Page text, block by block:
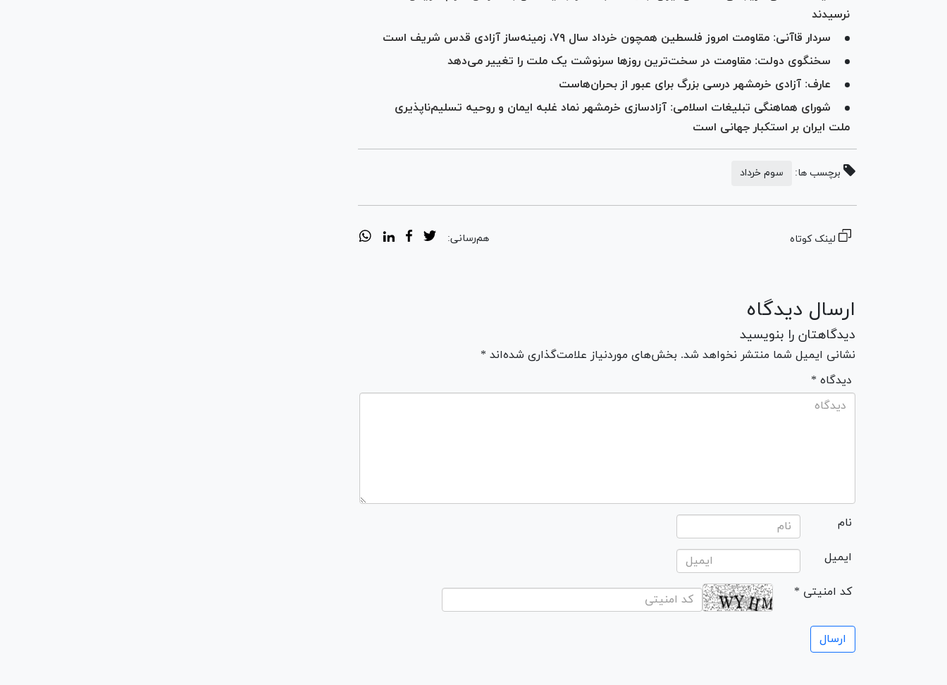
نرسیدند
سردار قاآنی: مقاومت امروز فلسطین همچون خرداد سال ۷۹، زمینه‌ساز آزادی قدس شریف است
سخنگوی دولت: مقاومت در سخت‌ترین روزها سرنوشت یک ملت را تغییر می‌دهد
عارف: آزادی خرمشهر درسی بزرگ برای عبور از بحران‌هاست
شورای هماهنگی تبلیغات اسلامی: آزادسازی خرمشهر نماد غلبه ایمان و روحیه تسلیم‌ناپذیری
ملت ایران بر استکبار جهانی است
برچسب ها: سوم خرداد
لینک کوتاه هم‌رسانی:
ارسال دیدگاه
دیدگاهتان را بنویسید
نشانی ایمیل شما منتشر نخواهد شد. بخش‌های موردنیاز علامت‌گذاری شده‌اند *
* دیدگاه
نام
ایمیل
* کد امنیتی